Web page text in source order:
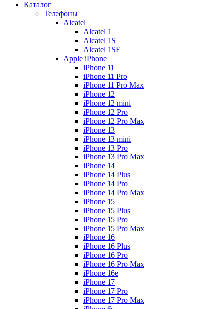
Каталог
Телефоны
Alcatel
Alcatel 1
Alcatel 1S
Alcatel 1SE
Apple iPhone
iPhone 11
iPhone 11 Pro
iPhone 11 Pro Max
iPhone 12
iPhone 12 mini
iPhone 12 Pro
iPhone 12 Pro Max
iPhone 13
iPhone 13 mini
iPhone 13 Pro
iPhone 13 Pro Max
iPhone 14
iPhone 14 Plus
iPhone 14 Pro
iPhone 14 Pro Max
iPhone 15
iPhone 15 Plus
iPhone 15 Pro
iPhone 15 Pro Max
iPhone 16
iPhone 16 Plus
iPhone 16 Pro
iPhone 16 Pro Max
iPhone 16e
iPhone 17
iPhone 17 Pro
iPhone 17 Pro Max